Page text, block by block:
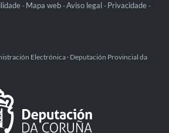
- Mapa web -Aviso legal - Privacidade -
Electrónica · Deputación Provincial da